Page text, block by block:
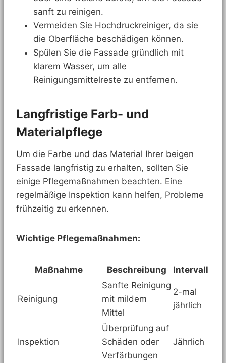
sanft zu reinigen.
Vermeiden Sie Hochdruckreiniger, da sie
die Oberfläche beschädigen können.
Spülen Sie die Fassade gründlich mit
klarem Wasser, um alle
Reinigungsmittelreste zu entfernen.
Langfristige Farb- und
Materialpflege
Um die Farbe und das Material Ihrer beigen
Fassade langfristig zu erhalten, sollten Sie
einige Pflegemaßnahmen beachten. Eine
regelmäßige Inspektion kann helfen, Probleme
frühzeitig zu erkennen.
Wichtige Pflegemaßnahmen:
Maßnahme Beschreibung Intervall
Reinigung
Sanfte Reinigung
mit mildem
Mittel
2-mal
jährlich
Inspektion
Überprüfung auf
Schäden oder
Verfärbungen
Jährlich